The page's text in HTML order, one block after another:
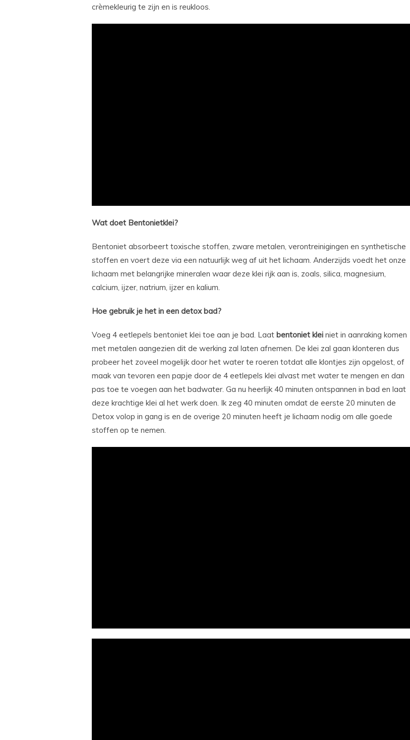
crèmekleurig te zijn en is reukloos.
Wat doet Bentonietklei?
Bentoniet absorbeert toxische stoffen, zware metalen, verontreinigingen en synthetische
stoffen en voert deze via een natuurlijk weg af uit het lichaam. Anderzijds voedt het onze
lichaam met belangrijke mineralen waar deze klei rijk aan is, zoals, silica, magnesium,
calcium, ijzer, natrium, ijzer en kalium.
Hoe gebruik je het in een detox bad?
Voeg 4 eetlepels bentoniet klei toe aan je bad. Laat bentoniet klei niet in aanraking komen
met metalen aangezien dit de werking zal laten afnemen. De klei zal gaan klonteren dus
probeer het zoveel mogelijk door het water te roeren totdat alle klontjes zijn opgelost, of
maak van tevoren een papje door de 4 eetlepels klei alvast met water te mengen en dan
pas toe te voegen aan het badwater. Ga nu heerlijk 40 minuten ontspannen in bad en laat
deze krachtige klei al het werk doen. Ik zeg 40 minuten omdat de eerste 20 minuten de
Detox volop in gang is en de overige 20 minuten heeft je lichaam nodig om alle goede
stoffen op te nemen.